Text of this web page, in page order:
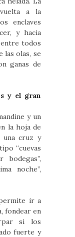
a la
enclaves
y hacia
entre todos
las olas, se
ganas de
y el gran
y un
la hoja de
una cruz y
“cuevas
bodegas”,
noche”,
ir a
fondear en
si los
fuerte y